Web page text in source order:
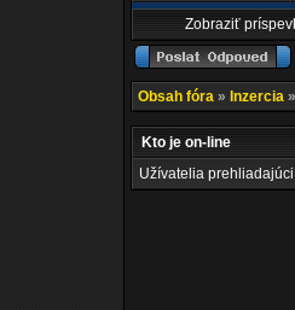
Zobraziť
Obsah fóra » Inzercia »
Kto je on-line
Užívatelia